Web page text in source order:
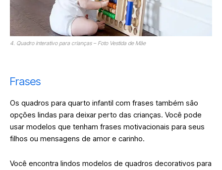
4. Quadro interativo para crianças – Foto Vestida de Mãe
Frases
Os quadros para quarto infantil com frases também são
opções lindas para deixar perto das crianças. Você pode
usar modelos que tenham frases motivacionais para seus
filhos ou mensagens de amor e carinho.
Você encontra lindos modelos de quadros decorativos para